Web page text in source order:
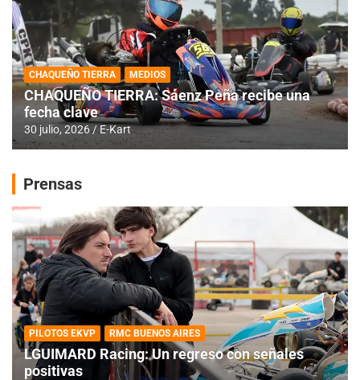
CHAQUEÑO TIERRA MEDIOS
CHAQUEÑO TIERRA: Sáenz Peña recibe una
fecha clave
30 julio, 2026 E-Kart
Prensas
PILOTOS EKVP RMC BUENOS AIRES
LGUIMARD Racing: Un regreso con señales
positivas